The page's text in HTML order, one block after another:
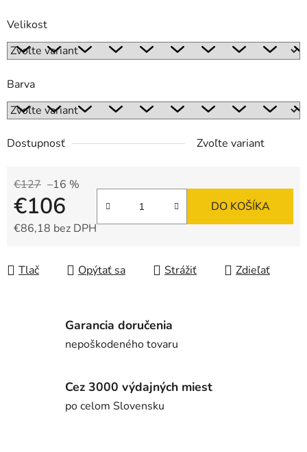
Velikost
Barva
Dostupnosť Zvoľte variant
€127 –16 %
€106
€86,18 bez DPH
DO KOŠÍKA
Tlač Opýtať sa Strážiť Zdieľať
Garancia doručenia
nepoškodeného tovaru
Cez 3000 výdajných miest
po celom Slovensku